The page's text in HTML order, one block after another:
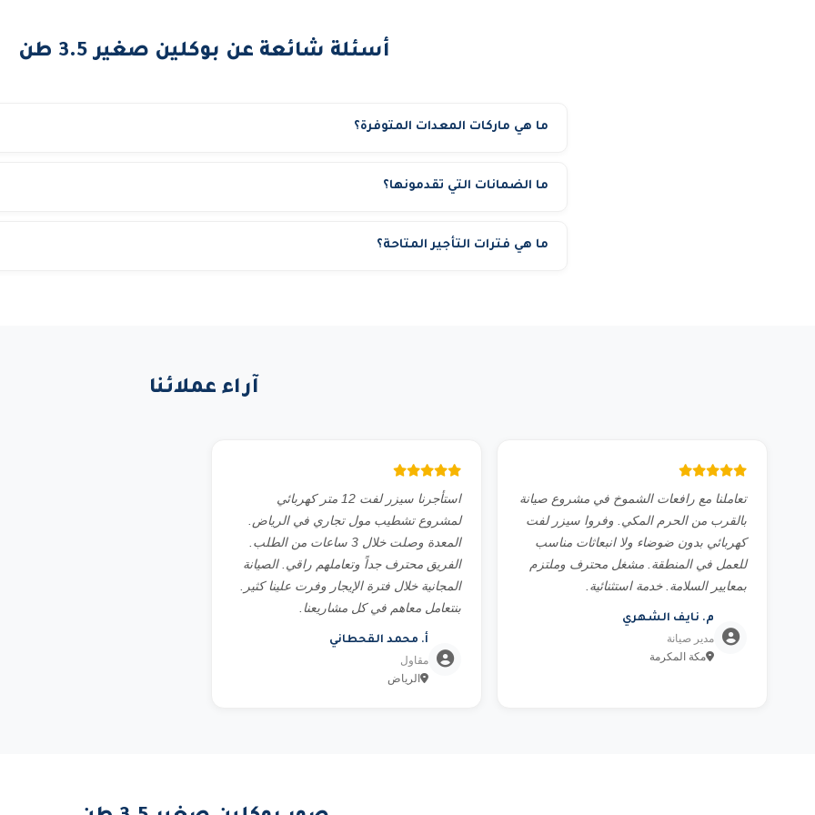
أسئلة شائعة عن بوكلين صغير 3.5 طن
ما هي ماركات المعدات المتوفرة؟
Tadano (كرينات)، JCB، Merlo (تليهندر)، Caterpillar، Komatsu (حفارات ولودرات).
ما الضمانات التي تقدمونها؟
فترة الإيجار. تبديل فوري للمعدة في حالة أي عطل فني. تعويض عن ساعات التوقف إذا تأخر البديل.
ما هي فترات التأجير المتاحة؟
آراء عملائنا
تعاملنا مع رافعات الشموخ في مشروع صيانة
بالقرب من الحرم المكي. وفروا سيزر لفت
كهربائي بدون ضوضاء ولا انبعاثات مناسب
للعمل في المنطقة. مشغل محترف وملتزم
بمعايير السلامة. خدمة استثنائية.
م. نايف الشهري
مدير صيانة
مكة المكرمة
استأجرنا سيزر لفت 12 متر كهربائي
لمشروع تشطيب مول تجاري في الرياض.
المعدة وصلت خلال 3 ساعات من الطلب.
الفريق محترف جداً وتعاملهم راقي. الصيانة
المجانية خلال فترة الإيجار وفرت علينا كثير.
بنتعامل معاهم في كل مشاريعنا.
أ. محمد القحطاني
مقاول
الرياض